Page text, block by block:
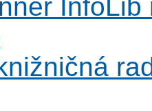
InfoLib